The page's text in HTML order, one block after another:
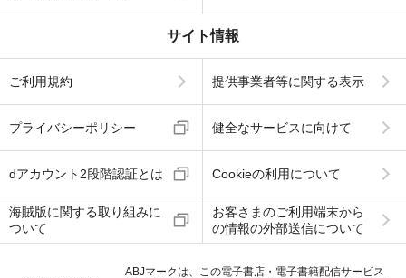
サイト情報
ご利用規約 提供事業者等に関する表示
プライバシーポリシー 健全なサービスに向けて
dアカウント2段階認証とは Cookieの利用について
海賊版に関する取り組みに
ついて
お客さまのご利用端末から
の情報の外部送信について
ABJマークは、この電子書店・電子書籍配信サービス